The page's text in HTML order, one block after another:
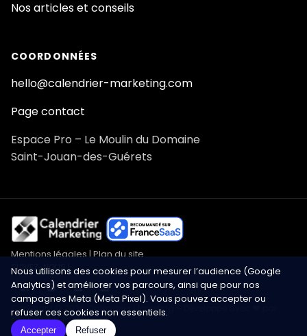
Nous utilisons des cookies pour mesurer l’audience (Google
Analytics) et améliorer vos parcours, ainsi que pour nos
campagnes Meta (Meta Pixel). Vous pouvez accepter ou
refuser ces cookies non essentiels.
Accepter Refuser
Nos articles et conseils
COORDONNÉES
hello@calendrier-marketing.com
Page contact
Espace Pro – Le Moulin du Domaine
Saint-Jouan-des-Guérets
Mentions légales|Plan du site
SUIVEZ-NOUS !
Copyright © 2026 Calendrier Marketing – Développé avec ❤️ par
Click&Digital